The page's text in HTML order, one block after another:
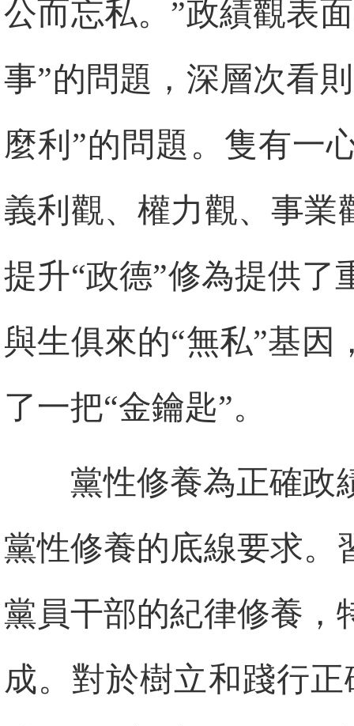
公而忘私。”政績觀表
事”的問題，深層次看
麼利”的問題。隻有一
義利觀、權力觀、事業
提升“政德”修為提供了
與生俱來的“無私”基因
了一把“金鑰匙”。
黨性修養為正確政
黨性修養的底線要求。
黨員干部的紀律修養，
成。對於樹立和踐行